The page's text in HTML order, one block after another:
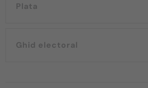
Plata
Ghid electoral